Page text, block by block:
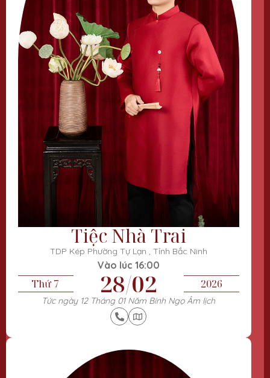
Tiệc Nhà Trai
TDP Kép Phường Tự Lạn , Tỉnh Bắc Ninh
Vào lúc 16:00
Thứ 7 28/02 2026
Tức ngày 12 Tháng 01 Năm Bính Ngọ Âm lịch